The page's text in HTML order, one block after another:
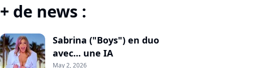
+ de news :
Sabrina ("Boys") en duo
avec... une IA
May 2, 2026